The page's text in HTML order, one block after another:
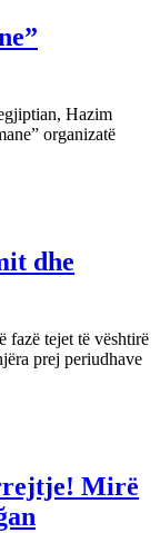
Hazim
organizatë
dhe
fazë tejet të vështirë
prej periudhave
Mirë